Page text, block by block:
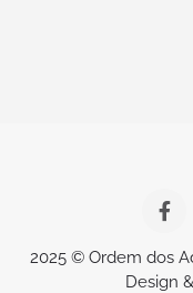
2025 © Ordem dos
Design